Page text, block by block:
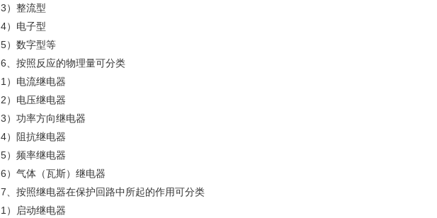
3）整流型
4）电子型
5）数字型等
6、按照反应的物理量可分类
1）电流继电器
2）电压继电器
3）功率方向继电器
4）阻抗继电器
5）频率继电器
6）气体（瓦斯）继电器
7、按照继电器在保护回路中所起的作用可分类
1）启动继电器